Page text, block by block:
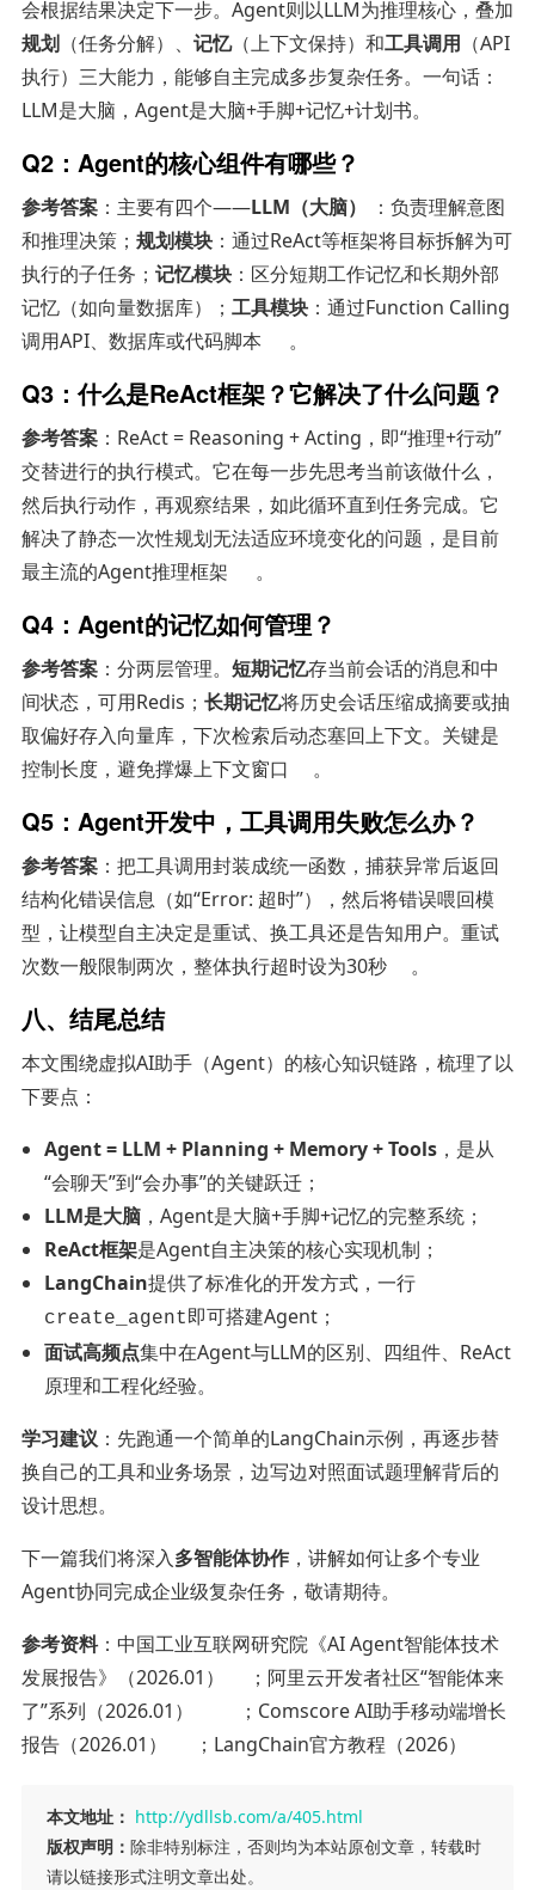
会根据结果决定下一步。Agent则以LLM为推理核心，叠加
规划（任务分解）、 记忆（上下文保持）和工具调用 （API
执行）三大能力，能够自主完成多步复杂任务。一句话：
LLM是大脑，Agent是大脑+手脚+记忆+计划书。
Q2：Agent的核心组件有哪些？
参考答案：主要有四个——LLM（大脑）
：负责理解意图
和推理决策； 规划模块：通过ReAct等框架将目标拆解为可
执行的子任务； 记忆模块：区分短期工作记忆和长期外部
记忆（如向量数据库）； 工具模块：通过Function Calling
调用API、数据库或代码脚本
。
Q3：什么是ReAct框架？它解决了什么问题？
参考答案：ReAct = Reasoning + Acting，即“推理+行动”
交替进行的执行模式。它在每一步先思考当前该做什么，
然后执行动作，再观察结果，如此循环直到任务完成。它
解决了静态一次性规划无法适应环境变化的问题，是目前
最主流的Agent推理框架
。
Q4：Agent的记忆如何管理？
参考答案：分两层管理。 短期记忆存当前会话的消息和中
间状态，可用Redis； 长期记忆将历史会话压缩成摘要或抽
取偏好存入向量库，下次检索后动态塞回上下文。关键是
控制长度，避免撑爆上下文窗口
。
Q5：Agent开发中，工具调用失败怎么办？
参考答案：把工具调用封装成统一函数，捕获异常后返回
结构化错误信息（如“Error: 超时”），然后将错误喂回模
型，让模型自主决定是重试、换工具还是告知用户。重试
次数一般限制两次，整体执行超时设为30秒
。
八、结尾总结
本文围绕虚拟AI助手（Agent）的核心知识链路，梳理了以
下要点：
Agent = LLM + Planning + Memory + Tools ，是从
“会聊天”到“会办事”的关键跃迁；
LLM是大脑 ，Agent是大脑+手脚+记忆的完整系统；
ReAct框架是Agent自主决策的核心实现机制；
LangChain提供了标准化的开发方式，一行
create_agent即可搭建Agent；
面试高频点集中在Agent与LLM的区别、四组件、ReAct
原理和工程化经验。
学习建议 ：先跑通一个简单的LangChain示例，再逐步替
换自己的工具和业务场景，边写边对照面试题理解背后的
设计思想。
下一篇我们将深入多智能体协作，讲解如何让多个专业
Agent协同完成企业级复杂任务，敬请期待。
参考资料：中国工业互联网研究院《AI Agent智能体技术
发展报告》（2026.01）
；阿里云开发者社区“智能体来
了”系列（2026.01）
；Comscore AI助手移动端增长
报告（2026.01）
；LangChain官方教程（2026）
本文地址： http://ydllsb.com/a/405.html
版权声明： 除非特别标注，否则均为本站原创文章，转载时
请以链接形式注明文章出处。